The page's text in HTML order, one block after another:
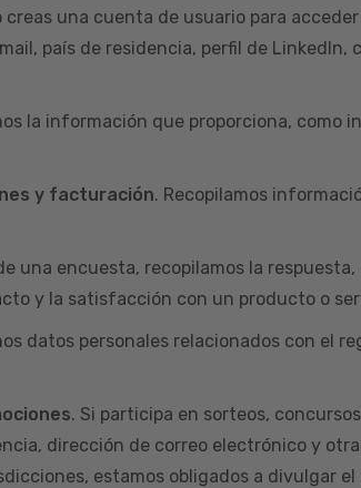
creas una cuenta de usuario para
país de residencia, perfil de
la información que proporciona,
y facturación. Recopilamos
una encuesta, recopilamos la
y la satisfacción con un producto o
datos personales relacionados con el
. Si participa en sorteos,
dirección de correo electrónico y
estamos obligados a divulgar